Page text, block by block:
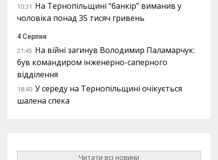
10:31 На Тернопільщині “банкір” виманив у
чоловіка понад 35 тисяч гривень
4 Серпня
21:45 На війні загинув Володимир Паламарчук:
був командиром інженерно-саперного
відділення
18:40 У середу на Тернопільщині очікується
шалена спека
Читати всі новини